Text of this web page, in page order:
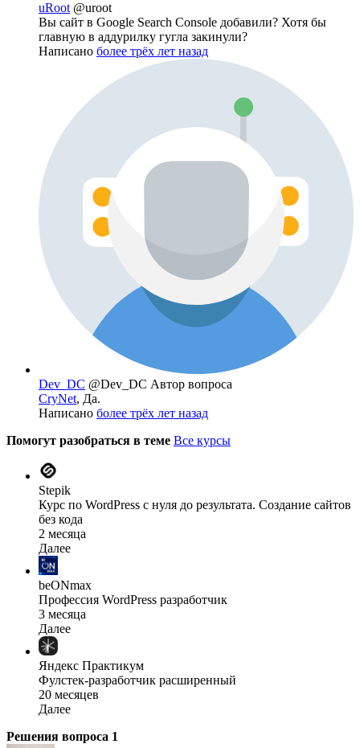
uRoot @uroot
Вы сайт в Google Search Console добавили? Хотя бы
главную в аддурилку гугла закинули?
Написано более трёх лет назад
Dev_DC @Dev_DC Автор вопроса
CryNet, Да.
Написано более трёх лет назад
Помогут разобраться в теме Все курсы
Stepik
Курс по WordPress с нуля до результата. Создание сайтов
без кода
2 месяца
Далее
beONmax
Профессия WordPress разработчик
3 месяца
Далее
Яндекс Практикум
Фулстек-разработчик расширенный
20 месяцев
Далее
Решения вопроса 1